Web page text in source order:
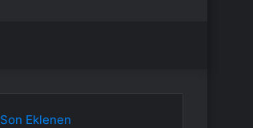
Son Eklenen